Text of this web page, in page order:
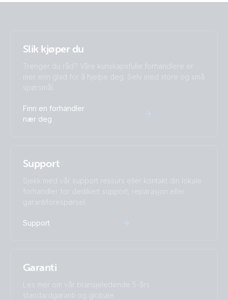
Slik kjøper du
Trenger du råd? Våre kunskapsfulle forhandlere er
mer enn glad for å hjelpe deg. Selv med store og små
spørsmål.
Finn en forhandler
nær deg
Support
Sjekk med vår support ressurs eller kontakt din lokale
forhandler for dedikert support, reparasjon eller
garantiforespørsel.
Support
Garanti
Les mer om vår bransjeledende 5-års
standardgaranti og globale